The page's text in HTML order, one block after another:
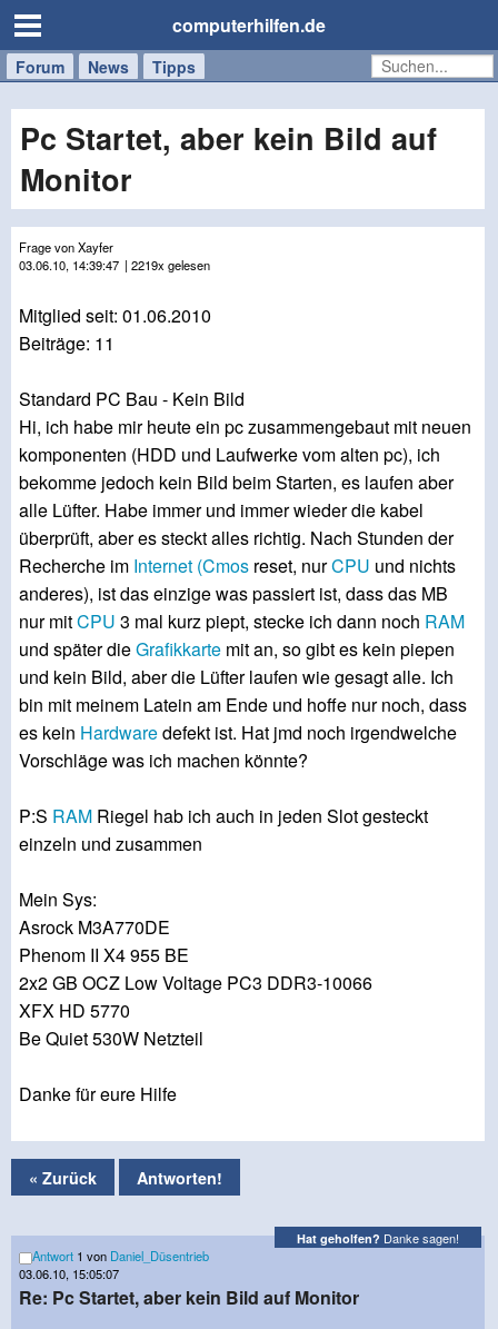
computerhilfen.de
Forum News Tipps
Handy
Tablet
Windows
Mac
Pc Startet, aber kein Bild auf
Monitor
Frage von Xayfer
03.06.10, 14:39:47 | 2219x gelesen
Mitglied seit: 01.06.2010
Beiträge: 11
Standard PC Bau - Kein Bild
Hi, ich habe mir heute ein pc zusammengebaut mit neuen
komponenten (HDD und Laufwerke vom alten pc), ich
bekomme jedoch kein Bild beim Starten, es laufen aber
alle Lüfter. Habe immer und immer wieder die kabel
überprüft, aber es steckt alles richtig. Nach Stunden der
Recherche im Internet (Cmos reset, nurCPU und nichts
anderes), ist das einzige was passiert ist, dass das MB
nur mitCPU 3 mal kurz piept, stecke ich dann noch RAM
und später dieGrafikkarte mit an, so gibt es kein piepen
und kein Bild, aber die Lüfter laufen wie gesagt alle. Ich
bin mit meinem Latein am Ende und hoffe nur noch, dass
es kein Hardwaredefekt ist. Hat jmd noch irgendwelche
Vorschläge was ich machen könnte?
P:S RAM Riegel hab ich auch in jeden Slot gesteckt
einzeln und zusammen
Mein Sys:
Asrock M3A770DE
Phenom II X4 955 BE
2x2 GB OCZ Low Voltage PC3 DDR3-10066
XFX HD 5770
Be Quiet 530W Netzteil
Danke für eure Hilfe
« Zurück Antworten!
Hat geholfen? Danke sagen!
Antwort 1 von Daniel_Düsentrieb
03.06.10, 15:05:07
Re: Pc Startet, aber kein Bild auf Monitor